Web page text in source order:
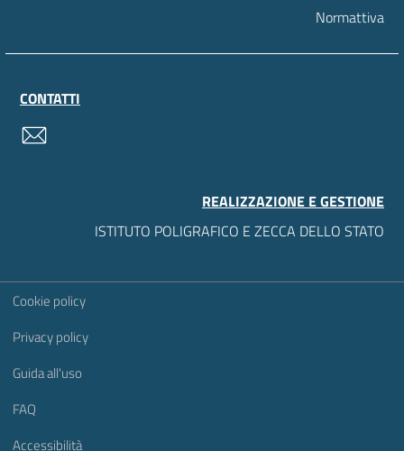
Normattiva
CONTATTI
REALIZZAZIONE E GESTIONE
ISTITUTO POLIGRAFICO E ZECCA DELLO STATO
Sezione Link Utili
Cookie policy
Privacy policy
Guida all'uso
FAQ
Accessibilità